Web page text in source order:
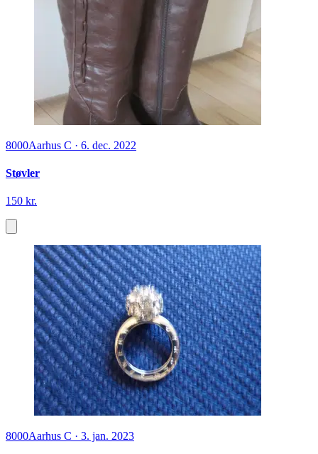
8000Aarhus C · 6. dec. 2022
Støvler
150 kr.
8000Aarhus C · 3. jan. 2023